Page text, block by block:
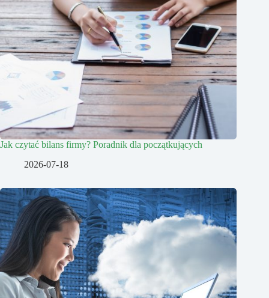
Jak czytać bilans firmy? Poradnik dla początkujących
2026-07-18